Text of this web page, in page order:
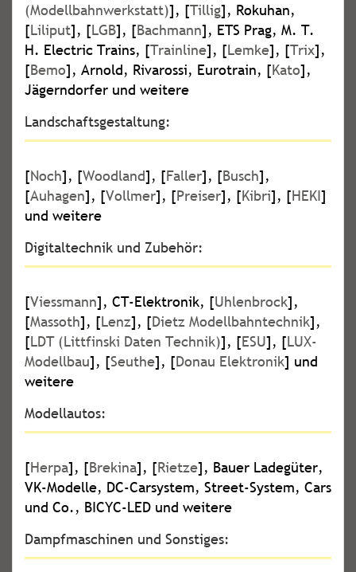
(Modellbahnwerkstatt)], [Tillig], Rokuhan,
[Liliput], [LGB], [Bachmann], ETS Prag, M. T.
H. Electric Trains, [Trainline], [Lemke], [Trix],
[Bemo], Arnold, Rivarossi, Eurotrain, [Kato],
Jägerndorfer und weitere
Landschaftsgestaltung:
[Noch], [Woodland], [Faller], [Busch],
[Auhagen], [Vollmer], [Preiser], [Kibri], [HEKI]
und weitere
Digitaltechnik und Zubehör:
[Viessmann], CT-Elektronik, [Uhlenbrock],
[Massoth], [Lenz], [Dietz Modellbahntechnik],
[LDT (Littfinski Daten Technik)], [ESU], [LUX-
Modellbau], [Seuthe], [Donau Elektronik] und
weitere
Modellautos:
[Herpa], [Brekina], [Rietze], Bauer Ladegüter,
VK-Modelle, DC-Carsystem, Street-System, Cars
und Co., BICYC-LED und weitere
Dampfmaschinen und Sonstiges: